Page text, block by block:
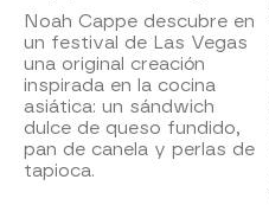
Noah Cappe descubre en
un festival de Las Vegas
una original creación
inspirada en la cocina
asiática: un sándwich
dulce de queso fundido,
pan de canela y perlas de
tapioca.